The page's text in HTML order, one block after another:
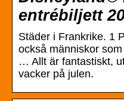
entrébiljett
Städer i Frankrike. 1
också människor
… Allt är fantastiskt,
vacker på julen.